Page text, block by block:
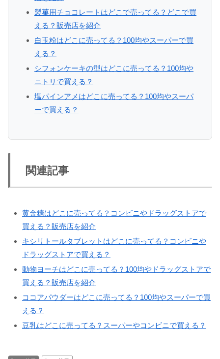
製菓用チョコレートはどこで売ってる？どこで買
える？販売店を紹介
白玉粉はどこに売ってる？100均やスーパーで買
える？
シフォンケーキの型はどこに売ってる？100均や
ニトリで買える？
塩パインアメはどこに売ってる？100均やスーパ
ーで買える？
関連記事
黄金糖はどこに売ってる？コンビニやドラッグストアで
買える？販売店を紹介
キシリトールタブレットはどこに売ってる？コンビニや
ドラッグストアで買える？
動物ヨーチはどこに売ってる？100均やドラッグストアで
買える？販売店を紹介
ココアパウダーはどこに売ってる？100均やスーパーで買
える？
豆乳はどこに売ってる？スーパーやコンビニで買える？